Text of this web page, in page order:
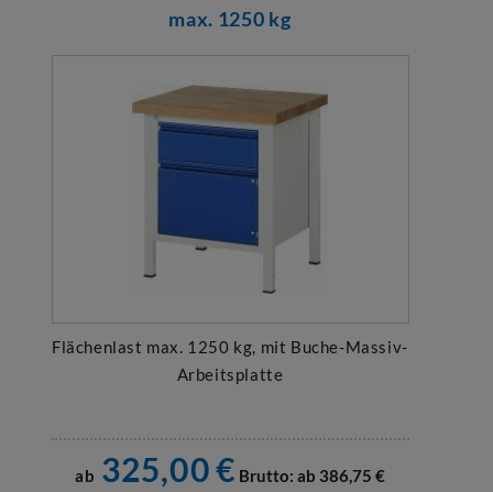
max. 1250 kg
Flächenlast max. 1250 kg, mit Buche-Massiv-
Arbeitsplatte
ab 325,00€ Brutto: ab 386,75 €